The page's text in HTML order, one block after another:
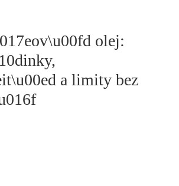
olej:
a limity bez